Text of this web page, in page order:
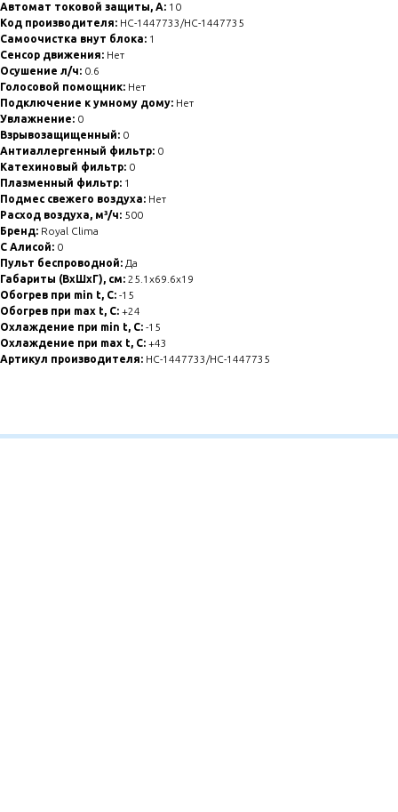
Автомат токовой защиты, А: 10
Код производителя: НС-1447733/НС-1447735
Самоочистка внут блока: 1
Сенсор движения: Нет
Осушение л/ч: 0.6
Голосовой помощник: Нет
Подключение к умному дому: Нет
Увлажнение: 0
Взрывозащищенный: 0
Антиаллергенный фильтр: 0
Катехиновый фильтр: 0
Плазменный фильтр: 1
Подмес свежего воздуха: Нет
Расход воздуха, м³/ч: 500
Бренд: Royal Clima
С Алисой: 0
Пульт беспроводной: Да
Габариты (ВхШхГ), см: 25.1x69.6x19
Обогрев при min t, C: -15
Обогрев при max t, C: +24
Охлаждение при min t, С: -15
Охлаждение при max t, C: +43
Артикул производителя: НС-1447733/НС-1447735